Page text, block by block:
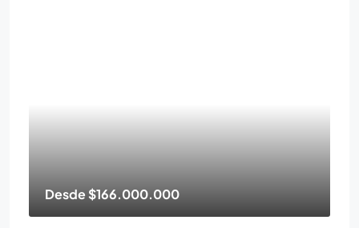
Desde$166.000.000